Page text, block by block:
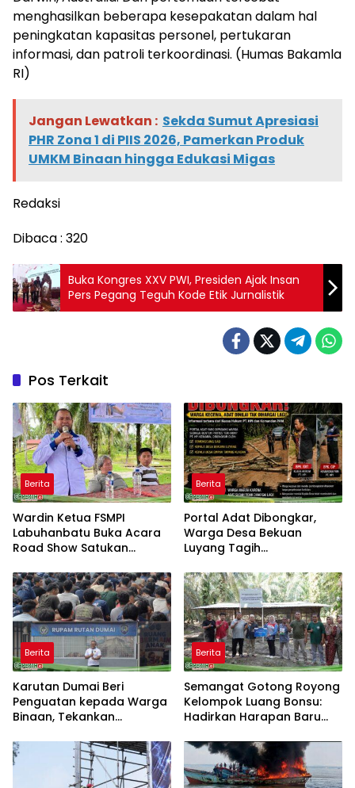
menghasilkan beberapa kesepakatan dalam hal
peningkatan kapasitas personel, pertukaran
informasi, dan patroli terkoordinasi. (Humas Bakamla
RI)
Jangan Lewatkan : Sekda Sumut Apresiasi
PHR Zona 1 di PIIS 2026, Pamerkan Produk
UMKM Binaan hingga Edukasi Migas
Redaksi
Dibaca : 320
Buka Kongres XXV PWI, Presiden Ajak Insan
Pers Pegang Teguh Kode Etik Jurnalistik
Pos Terkait
Berita
Wardin Ketua FSMPI
Labuhanbatu Buka Acara
Road Show Satukan
Perkebunan Kawal UU
Ketenagakerjaan Baru
Berita
Portal Adat Dibongkar,
Warga Desa Bekuan
Luyang Tagih
Humas PT HPI dan Kepala
Desa yang Diduga Terlibat
Berita
Karutan Dumai Beri
Penguatan kepada Warga
Binaan, Tekankan
Berita
Semangat Gotong Royong
Kelompok Luang Bonsu:
Hadirkan Harapan Baru